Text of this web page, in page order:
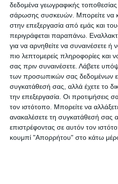
δεδομένα γεωγραφικής
σάρωσης συσκευών. Μπορείτε να
στην επεξεργασία από εμάς και
περιγράφεται παραπάνω.
για να αρνηθείτε να συναινέσετε
πιο λεπτομερείς πληροφορίες και
σας πριν συναινέσετε. Λάβετε
των προσωπικών σας δεδομένων
συγκατάθεσή σας, αλλά έχετε το
την επεξεργασία. Οι προτιμήσεις
τον ιστότοπο. Μπορείτε να
ανακαλέσετε τη συγκατάθεσή σας
επιστρέφοντας σε αυτόν τον
κουμπί "Απορρήτου" στο κάτω
Μπάλες pompons Folia
Metalic X-Mas 30τεμ. 10-
50mm 50395
Διαθέσιμο
2,60€